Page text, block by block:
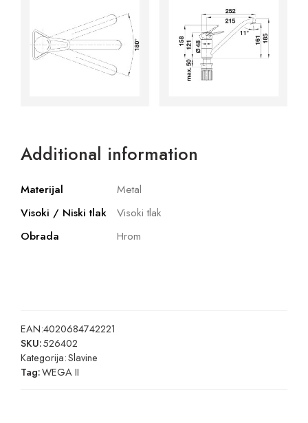
Additional information
Materijal
Metal
Visoki / Niski tlak
Visoki tlak
Obrada
Hrom
EAN:4020684742221
SKU:526402
Kategorija:Slavine
Tag:WEGA II